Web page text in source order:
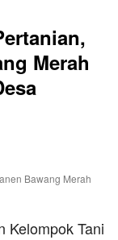
Merah
Kelompok Tani